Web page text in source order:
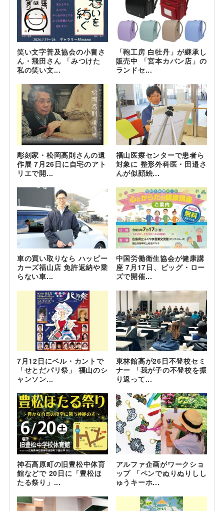
笑い文字普及協会の小畠さ
ん・飛田さん 「みつけた
私の笑い文...
「鞄工房 白牡丹」が継承し
販売中 「宮本カバン店」の
ランドセ...
彫刻家・松岡髙則さんの遺
作展 7月26日に自宅のアト
リエで開...
福山医療センターで患者ら
対象に 整形外科医・田邉さ
んが似顔絵...
車の買い取りなら ハッピー
カーズ福山店 免許返納や乗
らない車...
中国労働衛生協会が健康講
座 7月17日、ビッグ・ロー
ズで開催...
7月12日にベル・カントで
「せとだパリ祭」 福山のシ
ャンソン...
東林館高が26日不登校セミ
ナー 「我が子の不登校を振
り返って...
神石高原町の旧豊松中体育
館などで 20日に「豊松ほ
たる祭り」...
アルファ企画がワークショ
ップ 「ペンでぬりぬりしし
ゅうキーホ...